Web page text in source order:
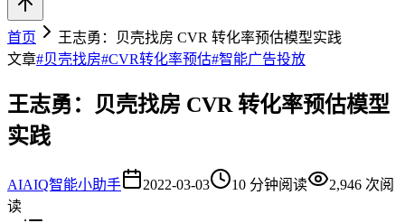
首页
王志勇：贝壳找房 CVR 转化率预估模型实践
文章#贝壳找房#CVR转化率预估#智能广告投放
王志勇：贝壳找房 CVR 转化率预估模型
实践
AIAIQ智能小助手 2022-03-03 10 分钟阅读 2,946 次阅
读